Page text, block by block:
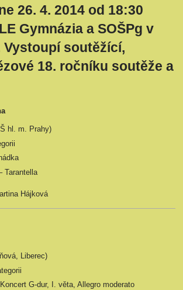
26. 4. 2014 od 18:30
Gymnázia a SOŠPg v
Vystoupí soutěžící,
18. ročníku soutěže a
hl. m. Prahy)
Tarantella
Hájková
Liberec)
G-dur, I. věta, Allegro moderato